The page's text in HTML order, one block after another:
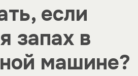
если
запах в
машине?